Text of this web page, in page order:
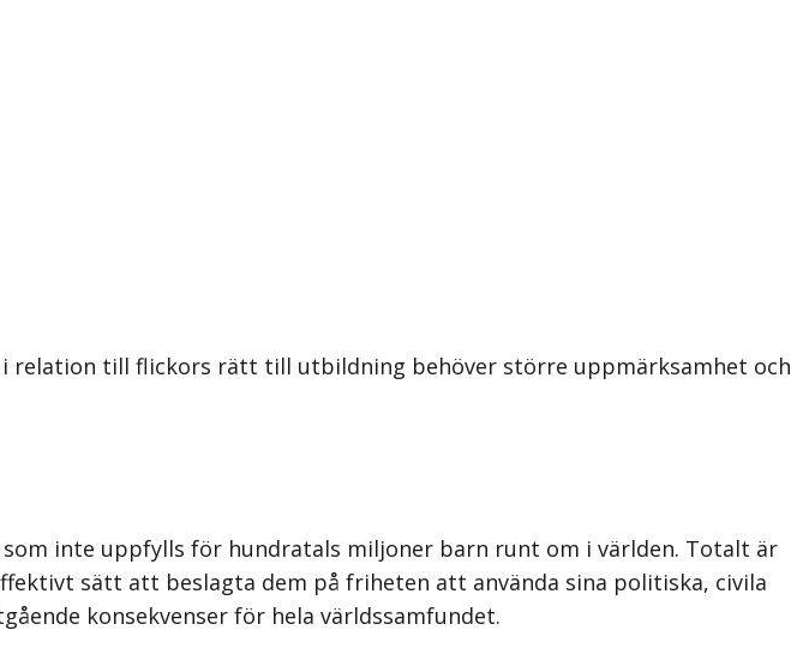
relation till flickors rätt till utbildning behöver större uppmärksamhet och
inte uppfylls för hundratals miljoner barn runt om i världen. Totalt är
sätt att beslagta dem på friheten att använda sina politiska, civila
konsekvenser för hela världssamfundet.